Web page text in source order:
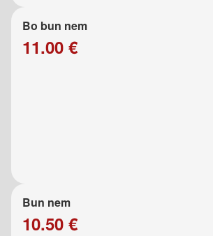
Bo bun nem
11.00 €
Bun nem
10.50 €